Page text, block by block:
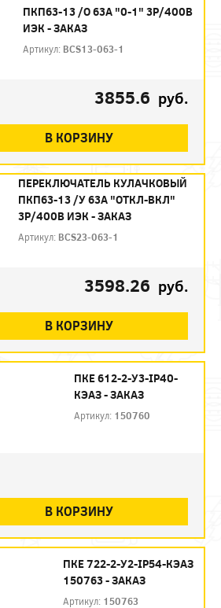
ПКП63-13 /О 63А "0-1" 3Р/400В
ИЭК - ЗАКАЗ
Артикул: BCS13-063-1
3855.6 руб.
В КОРЗИНУ
ПЕРЕКЛЮЧАТЕЛЬ КУЛАЧКОВЫЙ
ПКП63-13 /У 63А "ОТКЛ-ВКЛ"
3Р/400В ИЭК - ЗАКАЗ
Артикул: BCS23-063-1
3598.26 руб.
В КОРЗИНУ
ПКЕ 612-2-У3-IP40-
КЭАЗ - ЗАКАЗ
Артикул: 150760
В КОРЗИНУ
ПКЕ 722-2-У2-IP54-КЭАЗ
150763 - ЗАКАЗ
Артикул: 150763